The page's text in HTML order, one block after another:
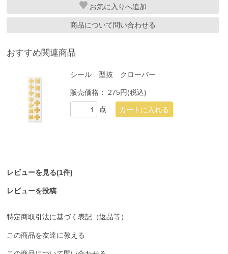
お気に入り
商品について問い合わせる
おすすめ関連商品
シール 型抜 クローバー
販売価格： 275円(税込)
点
レビューを見る(1件)
レビューを投稿
特定商取引法に基づく表記（返品等）
この商品を友達に教える